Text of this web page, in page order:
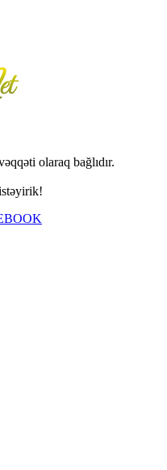
olaraq bağlıdır.